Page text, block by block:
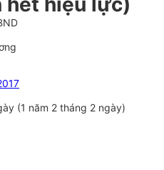
(1 năm 2 tháng 2 ngày)